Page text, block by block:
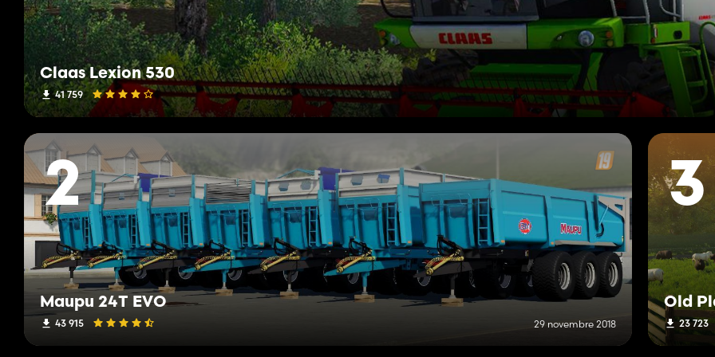
Claas Lexion 530
41 759
2
Maupu 24T EVO
43 915 29 novembre 2018
3
Old
23 723